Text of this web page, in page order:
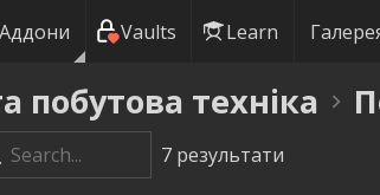
Vaults Learn
побутова техніка
7 результати